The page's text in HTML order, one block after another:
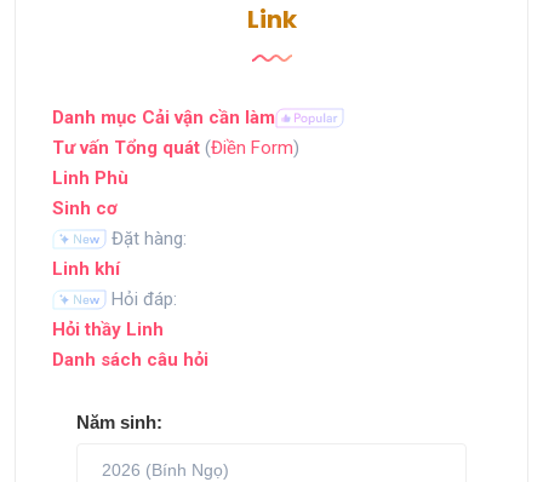
Link
Danh mục Cải vận cần làm
Tư vấn Tổng quát (Điền Form)
Linh Phù
Sinh cơ
Đặt hàng:
Linh khí
Hỏi đáp:
Hỏi thầy Linh
Danh sách câu hỏi
Năm sinh: